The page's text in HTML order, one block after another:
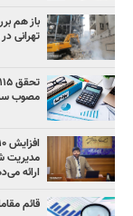
باز هم
تهرانی
مصوب
مدیریت
ارائه
قائم